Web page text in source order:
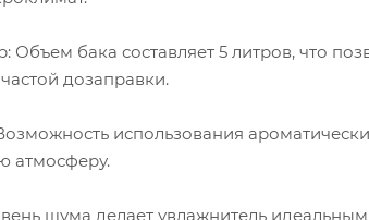
Объем бака составляет 5 литров, что
дозаправки.
использования
атмосферу.
шума делает увлажнитель